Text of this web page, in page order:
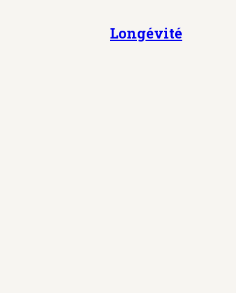
Longévité